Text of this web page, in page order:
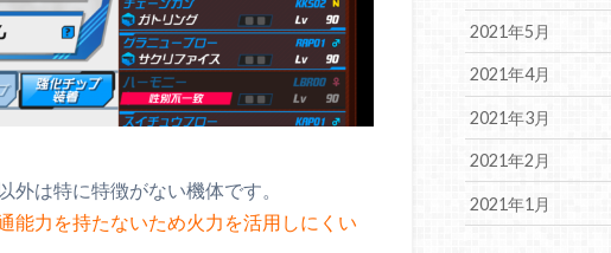
は特に特徴がない機体です。
能力を持たないため火力を活用しにくい
2021年5月
2021年4月
2021年3月
2021年2月
2021年1月